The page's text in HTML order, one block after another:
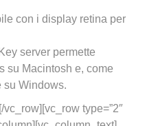
con i display retina per
server permette
su Macintosh e, come
su Windows.
type=”2″